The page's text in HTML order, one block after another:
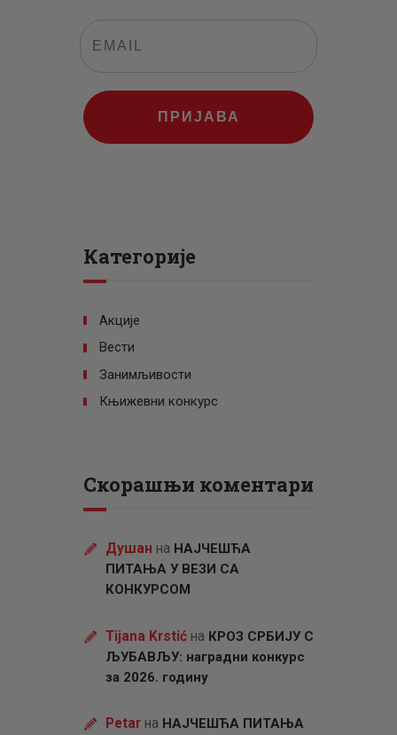
ПРИЈАВА
Категорије
Акције
Вести
Занимљивости
Књижевни конкурс
Скорашњи коментари
Душан на НАЈЧЕШЋА
ПИТАЊА У ВЕЗИ СА
КОНКУРСОМ
Tijana Krstićна КРОЗ СРБИЈУ С
ЉУБАВЉУ: наградни конкурс
за 2026. годину
Petarна НАЈЧЕШЋА ПИТАЊА